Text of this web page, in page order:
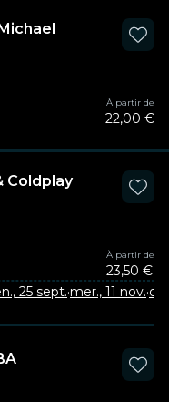
À partir de
22,00 €
Coldplay
À partir de
23,50 €
25 sept.·mer., 11 nov.·